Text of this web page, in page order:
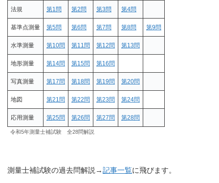
法規 第1問 第2問 第3問 第4問
基準点測量 第5問 第6問 第7問 第8問 第9問
水準測量 第10問 第11問 第12問 第13問
地形測量 第14問 第15問 第16問
写真測量 第17問 第18問 第19問 第20問
地図 第21問 第22問 第23問 第24問
応用測量 第25問 第26問 第27問 第28問
令和5年測量士補試験 全28問解説
測量士補試験の過去問解説→記事一覧に飛びます。